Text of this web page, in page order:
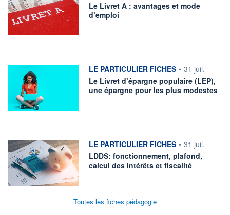
Le Livret A : avantages et mode
d’emploi
information fournie par
LE PARTICULIER FICHES • 31 juil.
Le Livret d’épargne populaire (LEP),
une épargne pour les plus modestes
information fournie par
LE PARTICULIER FICHES • 31 juil.
LDDS: fonctionnement, plafond,
calcul des intérêts et fiscalité
Toutes les fiches pédagogie